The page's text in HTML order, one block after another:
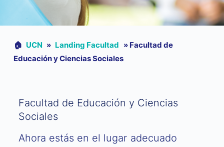
🏠︎ UCN » Landing Facultad » Facultad de
Educación y Ciencias Sociales
Facultad de Educación y Ciencias
Sociales
Ahora estás en el lugar adecuado